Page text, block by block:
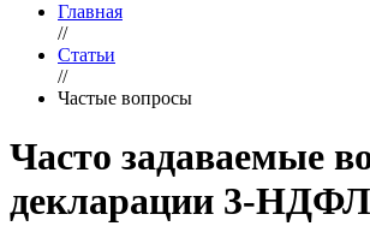
Главная
//
Статьи
//
Частые вопросы
Часто задаваемые
декларации 3-НДФЛ